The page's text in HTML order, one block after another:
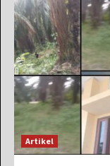
Artikel